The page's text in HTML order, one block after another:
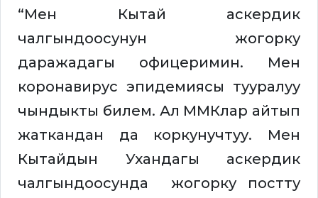
“Мен Кытай аскердик
чалгындоосунун жогорку
даражадагы офицеримин. Мен
коронавирус эпидемиясы тууралуу
чындыкты билем. Ал ММКлар айтып
жаткандан да коркунучтуу. Мен
Кытайдын Ухандагы аскердик
чалгындоосунда жогорку постту